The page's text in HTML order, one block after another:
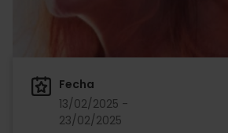
Fecha
13/02/2025 -
23/02/2025